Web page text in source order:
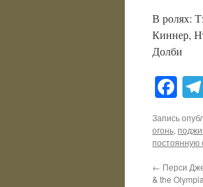
В ролях:
Киннер,
Долби
Запись
огонь,
постоянную
← Перси
& the